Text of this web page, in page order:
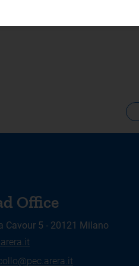
Office
Cavour 5 - 20121 Milano